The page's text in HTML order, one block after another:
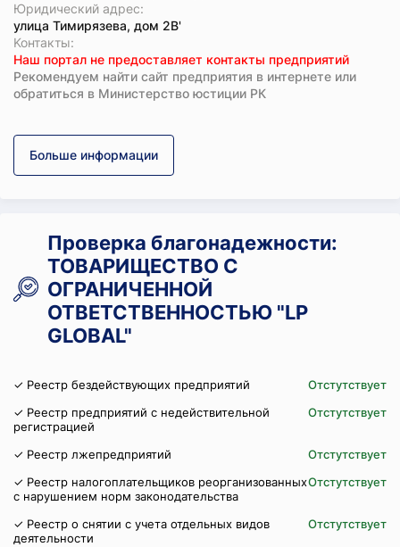
Юридический адрес:
улица Тимирязева, дом 2В'
Koнтaкты:
Наш портал не предоставляет контакты предприятий
Рекомендуем найти сайт предприятия в интернете или
обратиться в Министерство юстиции РК
Больше информации
Проверка благонадежности:
ТОВАРИЩЕСТВО С
ОГРАНИЧЕННОЙ
ОТВЕТСТВЕННОСТЬЮ "LP
GLOBAL"
✓ Реестр бездействующих предприятий
Отстутствует
✓ Реестр предприятий с недействительной
регистрацией
Отстутствует
✓ Реестр лжепредприятий
Отстутствует
✓ Реестр налогоплательщиков реорганизованных
с нарушением норм законодательства
Отстутствует
✓ Реестр о снятии с учета отдельных видов
деятельности
Отстутствует